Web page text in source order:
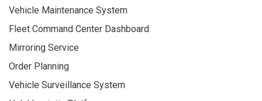
Vehicle Maintenance System
Fleet Command Center Dashboard
Mirroring Service
Order Planning
Vehicle Surveillance System